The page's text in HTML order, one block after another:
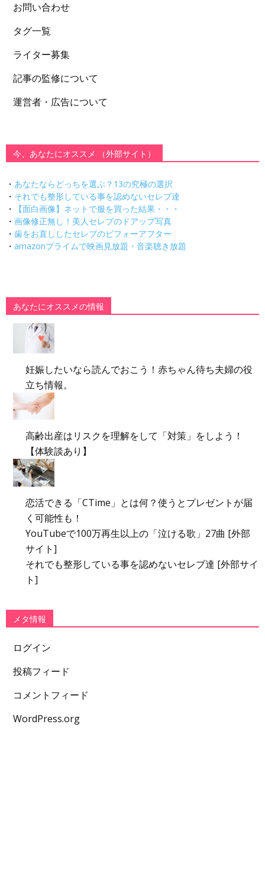
お問い合わせ
タグ一覧
ライター募集
記事の監修について
運営者・広告について
今、あなたにオススメ （外部サイト）
・ あなたならどっちを選ぶ？13の究極の選択
・ それでも整形している事を認めないセレブ達
・
【面白画像】ネットで服を買った結果・・・
・ 画像修正無し！美人セレブのドアップ写真
・ 歯をお直ししたセレブのビフォーアフター
・ amazonプライムで映画見放題・音楽聴き放題
あなたにオススメの情報
妊娠したいなら読んでおこう！赤ちゃん待ち夫婦の役
立ち情報。
高齢出産はリスクを理解をして「対策」をしよう！
【体験談あり】
恋活できる「CTime」とは何？使うとプレゼントが届
く可能性も！
YouTubeで100万再生以上の「泣ける歌」27曲 [外部
サイト]
それでも整形している事を認めないセレブ達 [外部サイ
ト]
メタ情報
ログイン
投稿フィード
コメントフィード
WordPress.org